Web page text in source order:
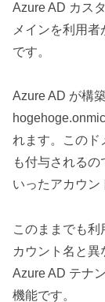
Azure AD カス
メインを利用
です。
Azure AD が構
れます。このド
も付与されるの
いったアカウン
このままでも
カウント名と異
Azure AD テナ
機能です。